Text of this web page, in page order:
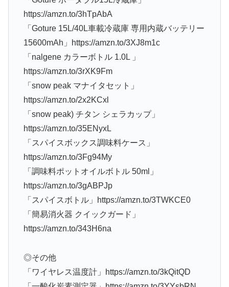
https://amzn.to/3hTpAbA
「Goture 15L/40L車載冷蔵庫 専用内蔵バッテリー
15600mAh」https://amzn.to/3XJ8m1c
「nalgene カラーボトル 1.0L 」
https://amzn.to/3rXK9Fm
「snow peak マナイタセット」
https://amzn.to/2x2KCxl
「snow peak) チタン シェラカップ」
https://amzn.to/35ENyxL
「スパイスボックス調味料ケース」
https://amzn.to/3Fg94My
「調味料ポットオイルボトル 50ml」
https://amzn.to/3gABPJp
「スパイスボトル」https://amzn.to/3TWKCE0
「簡易消火器 クイックガード」
https://amzn.to/343H6na
◎その他
「ワイヤレス温度計」https://amzn.to/3kQitQD